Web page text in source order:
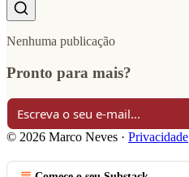
Nenhuma publicação
Pronto para mais?
© 2026 Marco Neves · Privacidade